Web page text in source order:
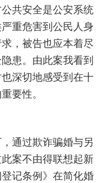
共安全是公安系统
重危害到公民人身
，被告也应本着尽
患。由此案我看到
深切地感受到在十
要性。
通过欺诈骗婚与另
案不由得联想起新
记条例》在简化婚